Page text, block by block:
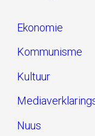
Ekonomie
Kommunisme
Kultuur
Nuus